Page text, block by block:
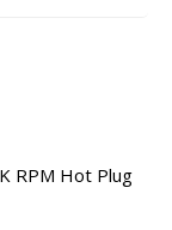
RPM Hot Plug